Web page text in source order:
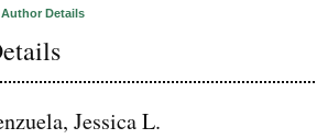
Author Details
Jessica L.